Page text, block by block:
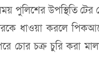
পুলিশের উপস্থিতি
ধাওয়া করলে
চক্র চুরি করা